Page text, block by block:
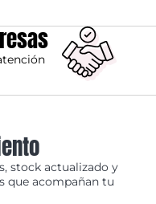
stock actualizado y
que acompañan tu